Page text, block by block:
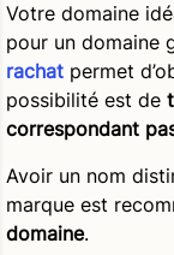
Votre domaine
pour un domaine
rachat permet
possibilité est de
correspondant
Avoir un nom
marque est
domaine.